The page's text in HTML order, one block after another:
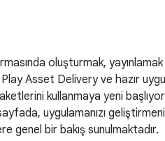
oluşturmak,
Asset Delivery ve hazır
kullanmaya yeni
uygulamanızı
genel bir bakış sunulmaktadır.